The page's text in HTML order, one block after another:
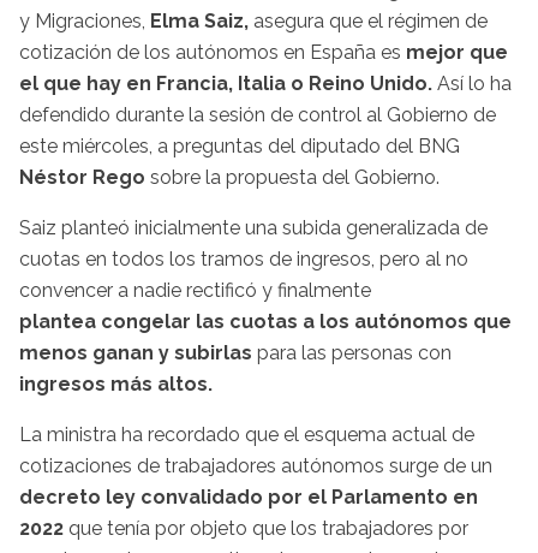
y Migraciones, Elma Saiz, asegura que el régimen de
cotización de los autónomos en España es mejor que
el que hay en Francia, Italia o Reino Unido. Así lo ha
defendido durante la sesión de control al Gobierno de
este miércoles, a preguntas del diputado del BNG
Néstor Rego sobre la propuesta del Gobierno.
Saiz planteó inicialmente una subida generalizada de
cuotas en todos los tramos de ingresos, pero al no
convencer a nadie rectificó y finalmente
plantea congelar las cuotas a los autónomos que
menos ganan y subirlas para las personas con
ingresos más altos.
La ministra ha recordado que el esquema actual de
cotizaciones de trabajadores autónomos surge de un
decreto ley convalidado por el Parlamento en
2022 que tenía por objeto que los trabajadores por